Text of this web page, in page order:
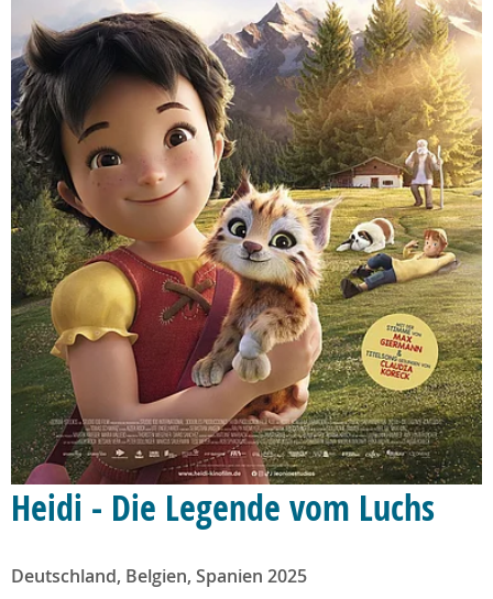
Heidi - Die Legende vom Luchs
Deutschland, Belgien, Spanien 2025